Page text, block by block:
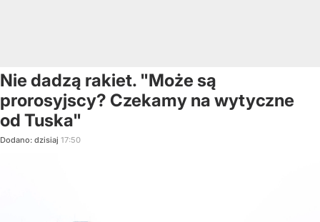
Nie dadzą rakiet. "Może są
prorosyjscy? Czekamy na wytyczne
od Tuska"
Dodano: dzisiaj 17:50